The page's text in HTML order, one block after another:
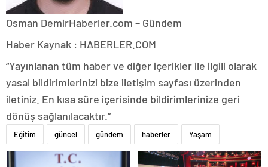
Osman DemirHaberler.com – Gündem
Haber Kaynak : HABERLER.COM
“Yayınlanan tüm haber ve diğer içerikler ile ilgili olarak
yasal bildirimlerinizi bize iletişim sayfası üzerinden
iletiniz. En kısa süre içerisinde bildirimlerinize geri
dönüş sağlanılacaktır.”
Eğitim güncel gündem haberler Yaşam